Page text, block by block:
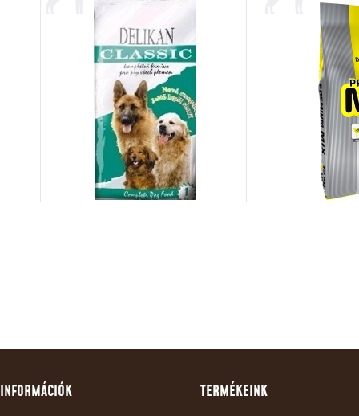
INFORMÁCIÓK TERMÉKEINK